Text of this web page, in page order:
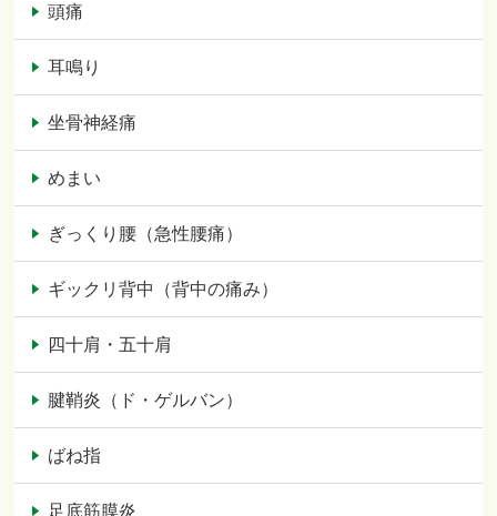
頭痛
耳鳴り
坐骨神経痛
めまい
ぎっくり腰（急性腰痛）
ギックリ背中（背中の痛み）
四十肩・五十肩
腱鞘炎（ド・ゲルバン）
ばね指
足底筋膜炎